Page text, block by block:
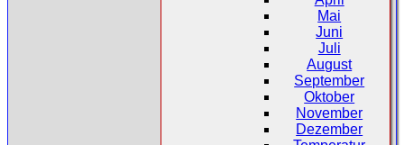
Mai
Juni
Juli
August
September
Oktober
November
Dezember